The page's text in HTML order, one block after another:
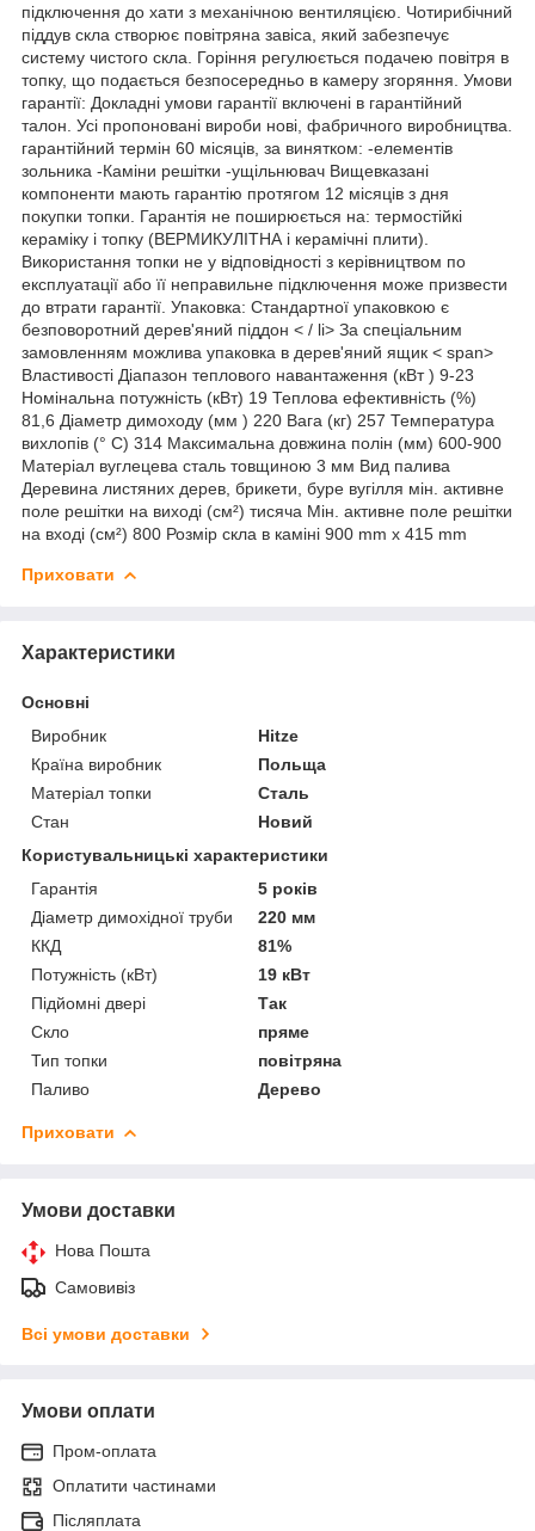
підключення до хати з механічною вентиляцією. Чотирибічний
піддув скла створює повітряна завіса, який забезпечує
систему чистого скла. Горіння регулюється подачею повітря в
топку, що подається безпосередньо в камеру згоряння. Умови
гарантії: Докладні умови гарантії включені в гарантійний
талон. Усі пропоновані вироби нові, фабричного виробництва.
гарантійний термін 60 місяців, за винятком: -елементів
зольника -Каміни решітки -ущільнювач Вищевказані
компоненти мають гарантію протягом 12 місяців з дня
покупки топки. Гарантія не поширюється на: термостійкі
кераміку і топку (ВЕРМИКУЛІТНА і керамічні плити).
Використання топки не у відповідності з керівництвом по
експлуатації або її неправильне підключення може призвести
до втрати гарантії. Упаковка: Стандартної упаковкою є
безповоротний дерев'яний піддон < / li> За спеціальним
замовленням можлива упаковка в дерев'яний ящик < span>
Властивості Діапазон теплового навантаження (кВт ) 9-23
Номінальна потужність (кВт) 19 Теплова ефективність (%)
81,6 Діаметр димоходу (мм ) 220 Вага (кг) 257 Температура
вихлопів (° C) 314 Максимальна довжина полін (мм) 600-900
Матеріал вуглецева сталь товщиною 3 мм Вид палива
Деревина листяних дерев, брикети, буре вугілля мін. активне
поле решітки на виході (см²) тисяча Мін. активне поле решітки
на вході (см²) 800 Розмір скла в каміні 900 mm x 415 mm
Приховати
Характеристики
Основні
Виробник
Hitze
Країна виробник
Польща
Матеріал топки
Сталь
Стан
Новий
Користувальницькі характеристики
Гарантія
5 років
Діаметр димохідної труби
220 мм
ККД
81%
Потужність (кВт)
19 кВт
Підйомні двері
Так
Скло
пряме
Тип топки
повітряна
Паливо
Дерево
Приховати
Умови доставки
Нова Пошта
Самовивіз
Всі умови доставки
Умови оплати
Пром-оплата
Оплатити частинами
Післяплата